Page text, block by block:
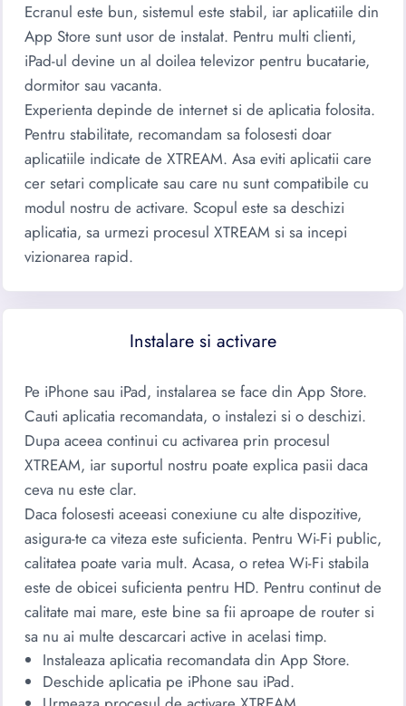
Ecranul este bun, sistemul este stabil, iar aplicatiile din
App Store sunt usor de instalat. Pentru multi clienti,
iPad-ul devine un al doilea televizor pentru bucatarie,
dormitor sau vacanta.
Experienta depinde de internet si de aplicatia folosita.
Pentru stabilitate, recomandam sa folosesti doar
aplicatiile indicate de XTREAM. Asa eviti aplicatii care
cer setari complicate sau care nu sunt compatibile cu
modul nostru de activare. Scopul este sa deschizi
aplicatia, sa urmezi procesul XTREAM si sa incepi
vizionarea rapid.
Instalare si activare
Pe iPhone sau iPad, instalarea se face din App Store.
Cauti aplicatia recomandata, o instalezi si o deschizi.
Dupa aceea continui cu activarea prin procesul
XTREAM, iar suportul nostru poate explica pasii daca
ceva nu este clar.
Daca folosesti aceeasi conexiune cu alte dispozitive,
asigura-te ca viteza este suficienta. Pentru Wi-Fi public,
calitatea poate varia mult. Acasa, o retea Wi-Fi stabila
este de obicei suficienta pentru HD. Pentru continut de
calitate mai mare, este bine sa fii aproape de router si
sa nu ai multe descarcari active in acelasi timp.
Instaleaza aplicatia recomandata din App Store.
Deschide aplicatia pe iPhone sau iPad.